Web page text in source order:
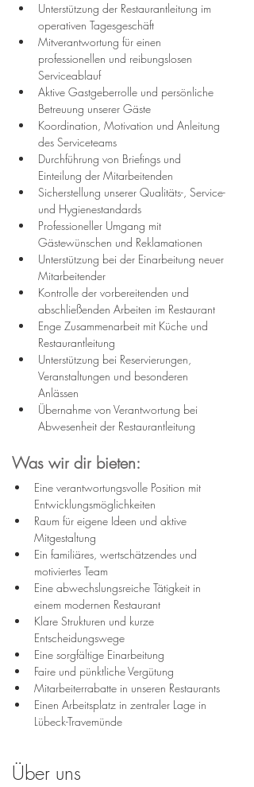
Unterstützung der Restaurantleitung im
operativen Tagesgeschäft
Mitverantwortung für einen
professionellen und reibungslosen
Serviceablauf
Aktive Gastgeberrolle und persönliche
Betreuung unserer Gäste
Koordination, Motivation und Anleitung
des Serviceteams
Durchführung von Briefings und
Einteilung der Mitarbeitenden
Sicherstellung unserer Qualitäts-, Service-
und Hygienestandards
Professioneller Umgang mit
Gästewünschen und Reklamationen
Unterstützung bei der Einarbeitung neuer
Mitarbeitender
Kontrolle der vorbereitenden und
abschließenden Arbeiten im Restaurant
Enge Zusammenarbeit mit Küche und
Restaurantleitung
Unterstützung bei Reservierungen,
Veranstaltungen und besonderen
Anlässen
Übernahme von Verantwortung bei
Abwesenheit der Restaurantleitung
Was wir dir bieten:
Eine verantwortungsvolle Position mit
Entwicklungsmöglichkeiten
Raum für eigene Ideen und aktive
Mitgestaltung
Ein familiäres, wertschätzendes und
motiviertes Team
Eine abwechslungsreiche Tätigkeit in
einem modernen Restaurant
Klare Strukturen und kurze
Entscheidungswege
Eine sorgfältige Einarbeitung
Faire und pünktliche Vergütung
Mitarbeiterrabatte in unseren Restaurants
Einen Arbeitsplatz in zentraler Lage in
Lübeck-Travemünde
Über uns